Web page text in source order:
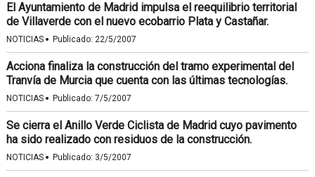
El Ayuntamiento de Madrid impulsa el reequilibrio territorial
de Villaverde con el nuevo ecobarrio Plata y Castañar.
NOTICIAS · Publicado: 22/5/2007
Acciona finaliza la construcción del tramo experimental del
Tranvía de Murcia que cuenta con las últimas tecnologías.
NOTICIAS · Publicado: 7/5/2007
Se cierra el Anillo Verde Ciclista de Madrid cuyo pavimento
ha sido realizado con residuos de la construcción.
NOTICIAS · Publicado: 3/5/2007